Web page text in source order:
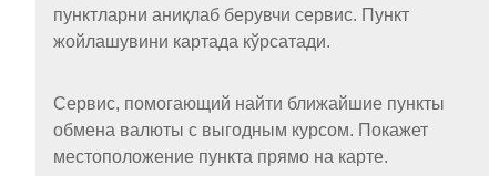
пунктларни аниқлаб берувчи сервис. Пункт
жойлашувини картада кўрсатади.
Сервис, помогающий найти ближайшие пункты
обмена валюты с выгодным курсом. Покажет
местоположение пункта прямо на карте.